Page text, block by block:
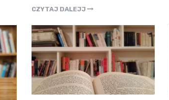
CZYTAJ DALEJJ